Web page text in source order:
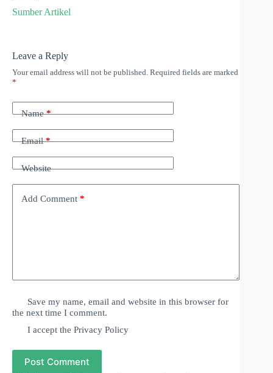
Sumber Artikel
Leave a Reply
Your email address will not be published. Required fields are marked
*
Name*
Email*
Website
Add Comment *
Save my name, email and website in this browser for
the next time I comment.
I accept thePrivacy Policy
Post Comment